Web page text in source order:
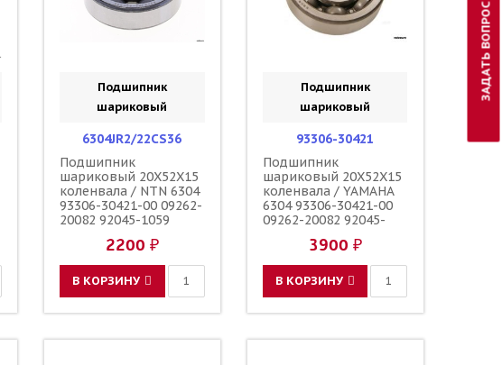
Подшипник
шариковый
6304JR2/22CS36
Подшипник
шариковый 20X52X15
коленвала / NTN 6304
93306-30421-00 09262-
20082 92045-1059
2200 ₽
В КОРЗИНУ
Подшипник
шариковый
93306-30421
Подшипник
шариковый 20X52X15
коленвала / YAMAHA
6304 93306-30421-00
09262-20082 92045-
3900 ₽
В КОРЗИНУ
ЗАДАТЬ ВОПРОС